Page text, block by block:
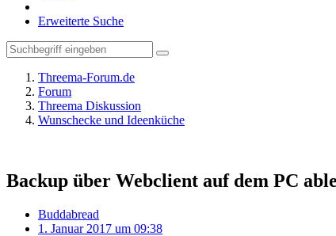
Erweiterte Suche
Threema-Forum.de
Forum
Threema Diskussion
Wunschecke und Ideenküche
Backup über Webclient auf dem PC
Buddabread
1. Januar 2017 um 09:38